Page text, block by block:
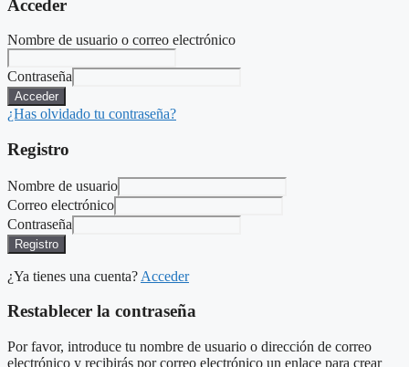
Acceder
Nombre de usuario o correo electrónico
Contraseña
Acceder
¿Has olvidado tu contraseña?
Registro
Nombre de usuario
Correo electrónico
Contraseña
Registro
¿Ya tienes una cuenta? Acceder
Restablecer la contraseña
Por favor, introduce tu nombre de usuario o dirección de correo
electrónico y recibirás por correo electrónico un enlace para crear